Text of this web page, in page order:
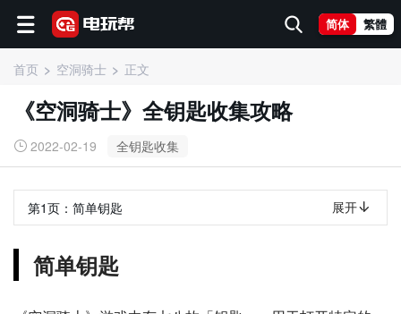
简体 繁體
首页 空洞骑士 正文
《空洞骑士》全钥匙收集攻略
2022-02-19 全钥匙收集
第1页： 简单钥匙 展开
简单钥匙